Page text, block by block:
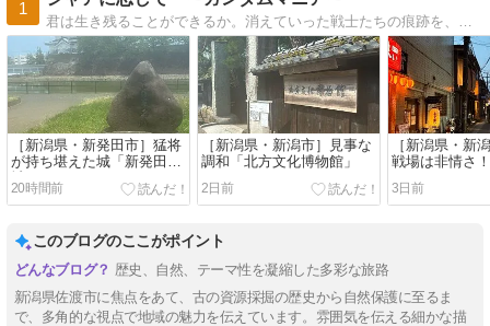
1
［新潟県・新発田市］猛将
が持ち堪えた城「新発田
城」
20時間前
［新潟県・新潟市］見事な
調和「北方文化博物館」
2日前
［新潟県・新
戦場は非情さ！
3日前
このブログのここがポイント
歴史、自然、テーマ性を凝縮した多彩な旅路
新潟県佐渡市に焦点をあて、古の資源採掘の歴史から自然保護に至るま
で、多角的な視点で地域の魅力を伝えています。雰囲気を伝える細かな描